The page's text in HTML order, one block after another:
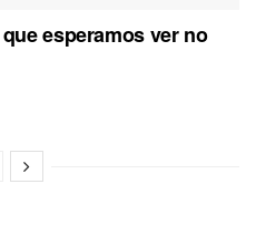
esperamos ver no